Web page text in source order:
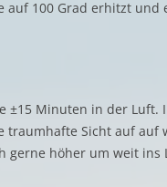
auf 100 Grad erhitzt
±15 Minuten in der Luft.
Sicht auf auf
gerne höher um weit ins